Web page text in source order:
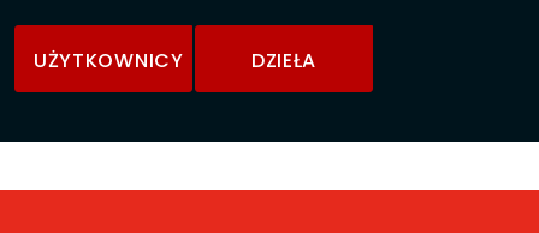
UŻYTKOWNICY DZIEŁA